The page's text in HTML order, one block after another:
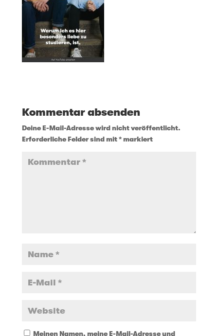
Kommentar absenden
Deine E-Mail-Adresse wird nicht veröffentlicht.
Erforderliche Felder sind mit*markiert
Meinen Namen, meine E-Mail-Adresse und